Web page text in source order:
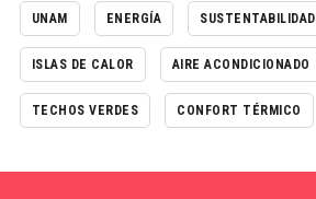
UNAM ENERGÍA SUSTENTABILIDAD
ISLAS DE CALOR AIRE ACONDICIONADO
TECHOS VERDES CONFORT TÉRMICO